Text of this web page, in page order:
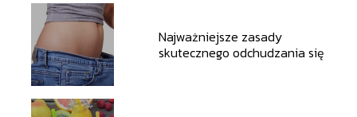
Najważniejsze zasady
skutecznego odchudzania się